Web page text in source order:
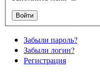
Забыли пароль?
Забыли логин?
Регистрация